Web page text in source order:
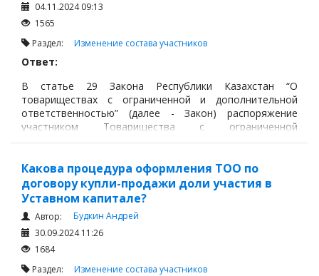
04.11.2024 09:13
1565
Раздел: Изменение состава участников
Ответ:
В статье 29 Закона Республики Казахстан “О
товариществах с ограниченной и дополнительной
ответственностью” (далее - Закон) распоряжение
участником Товарищества с ограниченной
ответственностью своей долей в имуществе
Какова процедура оформления ТОО по
договору купли-продажи доли участия в
Уставном капитале?
Автор:
Будкин Андрей
30.09.2024 11:26
1684
Раздел: Изменение состава участников